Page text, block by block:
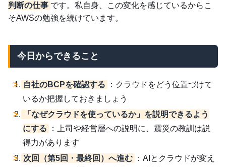
判断の仕事 です。私自身、この変化を感じているからこ
そAWSの勉強を続けています。
今日からできること
自社のBCPを確認する
：クラウドをどう位置づけて
いるか把握しておきましょう
「なぜクラウドを使っているか」を説明できるよう
にする
：上司や経営層への説明に、震災の教訓は説
得力があります
次回（第5回・最終回）へ進む
：AIとクラウドが変え